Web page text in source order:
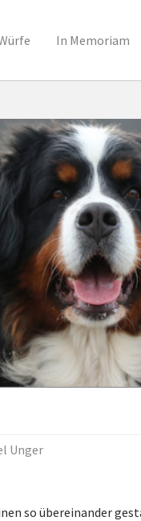
In Memoriam
Unger
so übereinander